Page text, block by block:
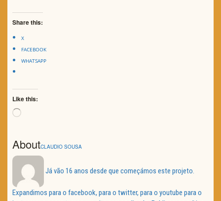
Share this:
X
FACEBOOK
WHATSAPP
Like this:
Loading…
AboutCLAUDIO SOUSA
Já vão 16 anos desde que começámos este projeto.
Expandimos para o facebook, para o twitter, para o youtube para o